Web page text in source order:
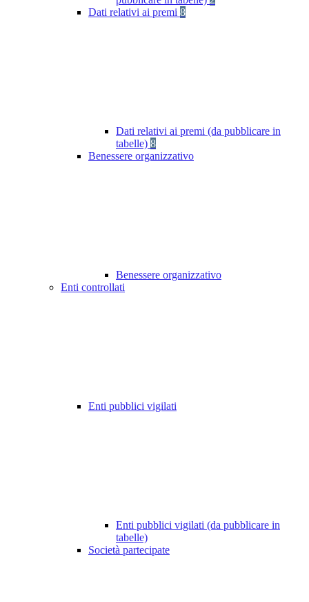
Dati relativi ai premi 8
Dati relativi ai premi (da pubblicare in
tabelle) 8
Benessere organizzativo
Benessere organizzativo
Enti controllati
Enti pubblici vigilati
Enti pubblici vigilati (da pubblicare in
tabelle)
Società partecipate